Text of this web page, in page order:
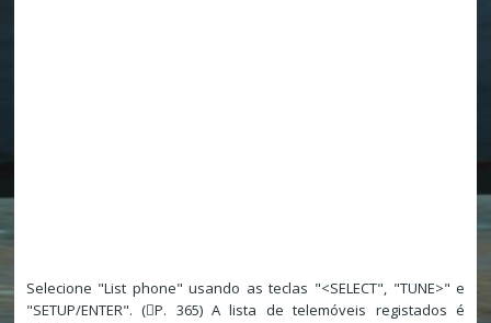
Selecione "List phone" usando as teclas "<SELECT", "TUNE>" e
"SETUP/ENTER". (P. 365) A lista de telemóveis registados é